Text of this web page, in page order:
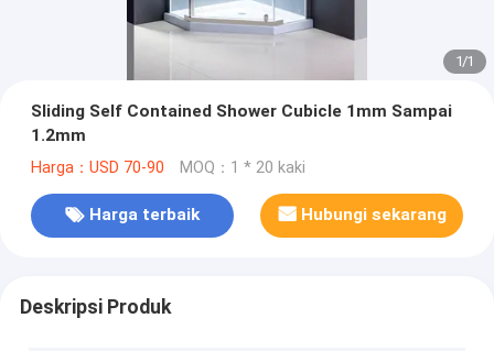
1/1
Sliding Self Contained Shower Cubicle 1mm Sampai
1.2mm
Harga：USD 70-90 MOQ：1 * 20 kaki
Harga terbaik Hubungi sekarang
Deskripsi Produk